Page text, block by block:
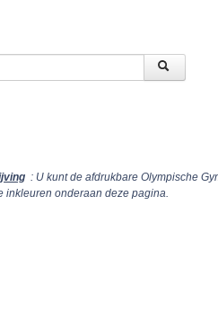
: U kunt de afdrukbare Olympische
inkleuren onderaan deze pagina.